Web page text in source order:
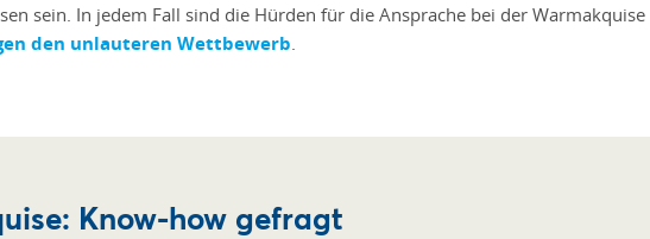
sein. In jedem Fall sind die Hürden für die Ansprache bei der
den unlauteren Wettbewerb
Know-how gefragt